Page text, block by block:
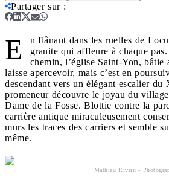
Partager sur:
E
n flânant dans les ruelles de
granite qui affleure à chaque
chemin, l’église Saint-Yon, bâtie
laisse apercevoir, mais c’est en
descendant vers un élégant escalier
promeneur découvre le joyau du
Dame de la Fosse. Blottie contre la
carrière antique miraculeusement
murs les traces des carriers et semble
même.
Mathieu Rivrin -